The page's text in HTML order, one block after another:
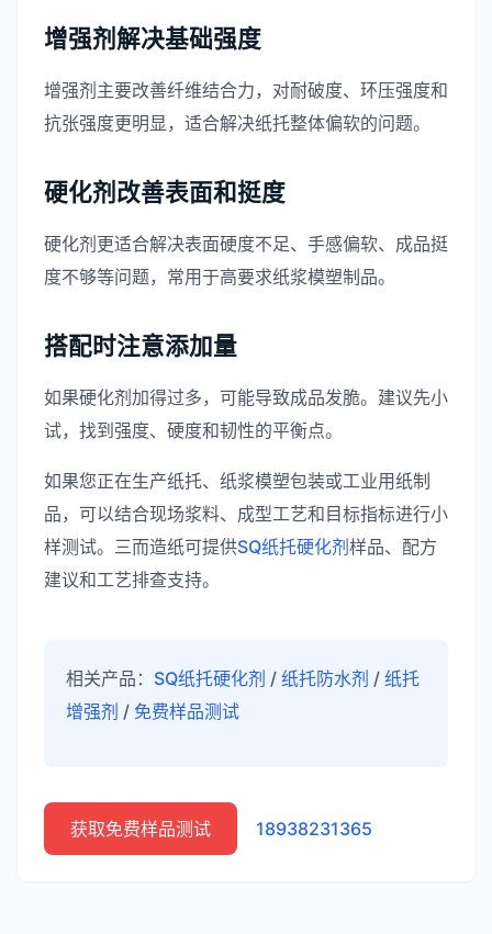
增强剂解决基础强度
增强剂主要改善纤维结合力，对耐破度、环压强度和
抗张强度更明显，适合解决纸托整体偏软的问题。
硬化剂改善表面和挺度
硬化剂更适合解决表面硬度不足、手感偏软、成品挺
度不够等问题，常用于高要求纸浆模塑制品。
搭配时注意添加量
如果硬化剂加得过多，可能导致成品发脆。建议先小
试，找到强度、硬度和韧性的平衡点。
如果您正在生产纸托、纸浆模塑包装或工业用纸制
品，可以结合现场浆料、成型工艺和目标指标进行小
样测试。三而造纸可提供SQ纸托硬化剂 样品、配方
建议和工艺排查支持。
相关产品： SQ纸托硬化剂 / 纸托防水剂 / 纸托
增强剂 / 免费样品测试
获取免费样品测试 18938231365